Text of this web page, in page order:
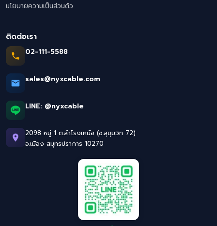
นโยบายความเป็นส่วนตัว
ติดต่อเรา
02-111-5588
sales@nyxcable.com
LINE: @nyxcable
2098 หมู่ 1 ต.สำโรงเหนือ (ซ.สุขุมวิท 72)
อ.เมือง สมุทรปราการ 10270